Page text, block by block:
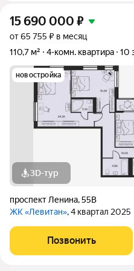
15 690 000 ₽
от 65 755 ₽ в месяц
110,7 м²
4-комн. квартира 10
новостройка
3D-тур
проспект Ленина,55В
ЖК «Левитан», 4 квартал 2025
Позвонить